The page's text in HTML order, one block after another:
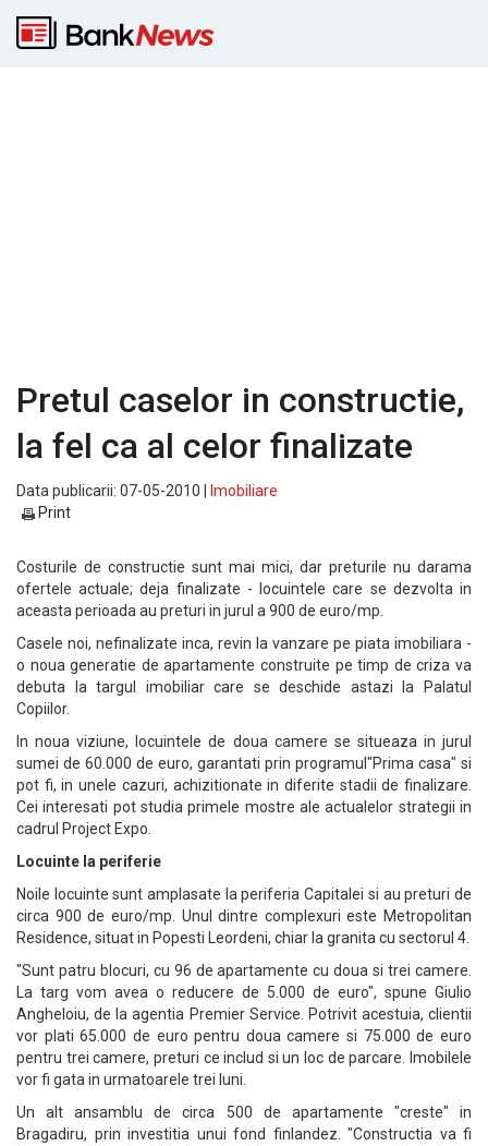
Pretul caselor in constructie,
la fel ca al celor finalizate
Data publicarii: 07-05-2010 |
Imobiliare
Print
Costurile de constructie sunt mai mici, dar preturile nu darama
ofertele actuale; deja finalizate - locuintele care se dezvolta in
aceasta perioada au preturi in jurul a 900 de euro/mp.
Casele noi, nefinalizate inca, revin la vanzare pe piata imobiliara -
o noua generatie de apartamente construite pe timp de criza va
debuta la targul imobiliar care se deschide astazi la Palatul
Copiilor.
In noua viziune, locuintele de doua camere se situeaza in jurul
sumei de 60.000 de euro, garantati prin programul"Prima casa" si
pot fi, in unele cazuri, achizitionate in diferite stadii de finalizare.
Cei interesati pot studia primele mostre ale actualelor strategii in
cadrul Project Expo.
Locuinte la periferie
Noile locuinte sunt amplasate la periferia Capitalei si au preturi de
circa 900 de euro/mp. Unul dintre complexuri este Metropolitan
Residence, situat in Popesti Leordeni, chiar la granita cu sectorul 4.
"Sunt patru blocuri, cu 96 de apartamente cu doua si trei camere.
La targ vom avea o reducere de 5.000 de euro", spune Giulio
Angheloiu, de la agentia Premier Service. Potrivit acestuia, clientii
vor plati 65.000 de euro pentru doua camere si 75.000 de euro
pentru trei camere, preturi ce includ si un loc de parcare. Imobilele
vor fi gata in urmatoarele trei luni.
Un alt ansamblu de circa 500 de apartamente "creste" in
Bragadiru, prin investitia unui fond finlandez. "Constructia va fi